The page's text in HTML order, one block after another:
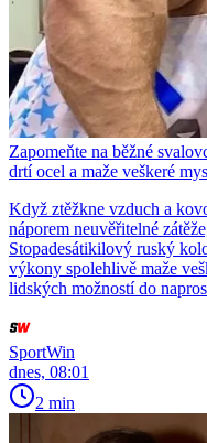
Zapomeňte na běžné
drtí ocel a maže veškeré
Když ztěžkne vzduch a
náporem neuvěřitelné
Stopadesátikilový ruský
výkony spolehlivě maže
lidských možností do
SportWin
dnes, 08:01
2 min